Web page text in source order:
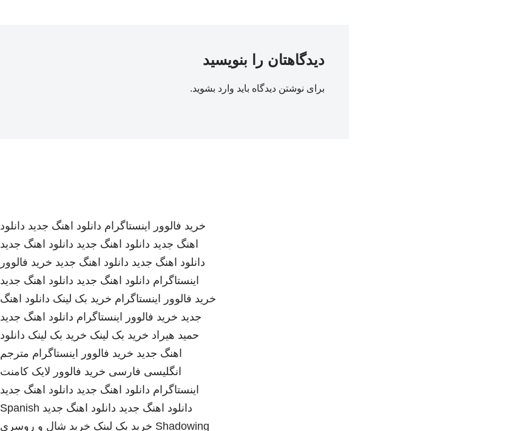
دیدگاهتان را بنویسید
برای نوشتن دیدگاه باید وارد بشوید.
خرید فالوور اینستاگرام دانلود اهنگ جدید دانلود
اهنگ جدید دانلود اهنگ جدید دانلود اهنگ جدید
دانلود اهنگ جدید دانلود اهنگ جدید خرید فالوور
اینستاگرام دانلود اهنگ جدید دانلود اهنگ جدید
خرید فالوور اینستاگرام خرید بک لینک دانلود اهنگ
جدید خرید فالوور اینستاگرام دانلود اهنگ جدید
حمید هیراد خرید بک لینک خرید بک لینک دانلود
اهنگ جدید خرید فالوور اینستاگرام مترجم
انگلیسی فارسی خرید فالوور لایک کامنت
اینستاگرام دانلود اهنگ جدید دانلود اهنگ جدید
دانلود اهنگ جدید دانلود اهنگ جدید Spanish
Shadowing خرید بک لینک خرید شال و روسری